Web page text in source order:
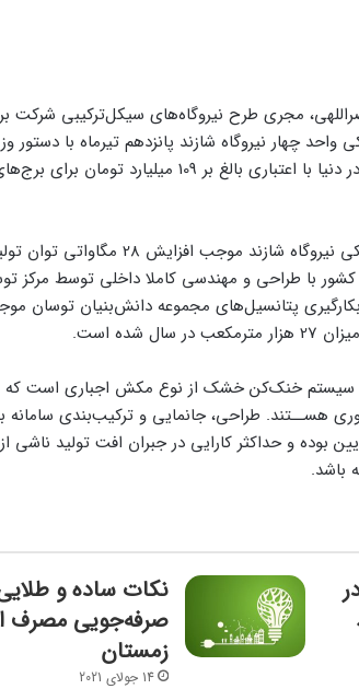
مجری طرح‌ نیروگاه‌های سیکل‌ترکیبی شرکت
چهار نیروگاه شازند پانزدهم تیرماه با دستور
بهره‌برداری می‌رسد، گفت: این پروژه برای نخستین بار در دنیا با اعتباری بالغ بر 109 میلیارد
وی با اشاره به اینکه طرح بازتوانی سامانه‌ خنک‌کن کمکی نیروگاه
با طراحی و مهندسی کاملا داخلی توسط مرکز
پتانسیل‌های مجموعه دانش‌بنیان توسان
است.
سیستم خنک‌کن خشک از نوع مکش اجباری است که
هســتند. طراحی، جانمایی و ترکیب‌بندی سامانه
بوده و حداکثر کارایی در جبران افت تولید ناشی
باشد.
نکات ساده و
صرفه‌جویی مصرف
زمستان
14 جولای 2021